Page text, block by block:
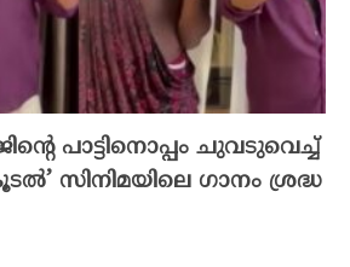
പാട്ടിനൊപ്പം ചുവടുവെച്ച്
സിനിമയിലെ ഗാനം ശ്രദ്ധ